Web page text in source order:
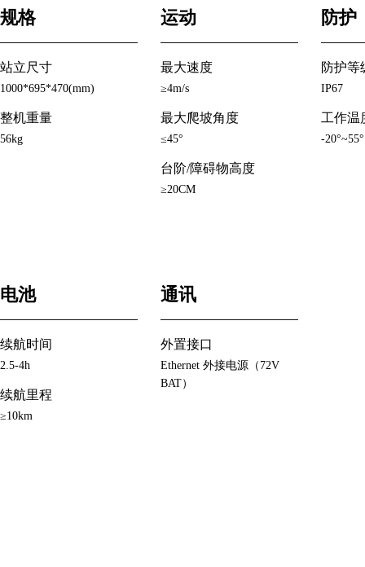
规格
站立尺寸
1000*695*470(mm)
整机重量
56kg
运动
最大速度
≥4m/s
最大爬坡角度
≤45°
台阶/障碍物高度
≥20CM
防护
防护等
IP67
工作温
-20°~55°
电池
续航时间
2.5-4h
续航里程
≥10km
通讯
外置接口
Ethernet 外接电源（72V
BAT）